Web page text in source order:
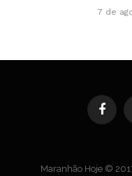
7 de
Maranhão Hoje ©